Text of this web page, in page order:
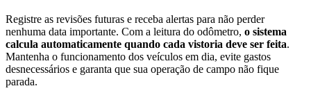
Registre as revisões futuras e receba alertas para não perder
nenhuma data importante. Com a leitura do odômetro, o sistema
calcula automaticamente quando cada vistoria deve ser feita.
Mantenha o funcionamento dos veículos em dia, evite gastos
desnecessários e garanta que sua operação de campo não fique
parada.